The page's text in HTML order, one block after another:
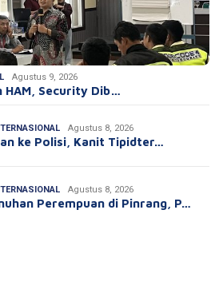
Agustus 9, 2026
HAM, Security Dib…
Agustus 8, 2026
ke Polisi, Kanit Tipidter…
Agustus 8, 2026
Perempuan di Pinrang, P…